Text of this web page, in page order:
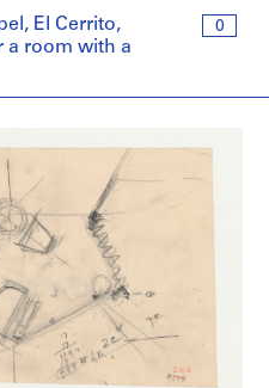
0
El Cerrito,
a room with a